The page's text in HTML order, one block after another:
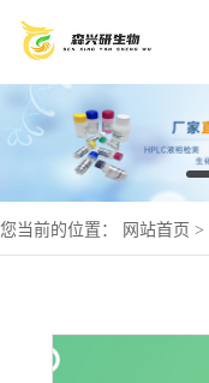
您当前的位置： 网站首页 >